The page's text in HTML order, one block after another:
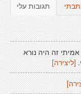
תגובות עלי
זה היה נורא
[ליצירה]